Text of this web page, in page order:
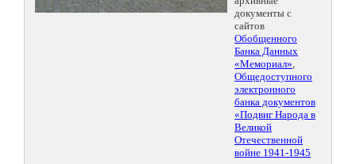
документы с
сайтов
Обобщенного
Банка Данных
«Мемориал»,
Общедоступного
электронного
банка документов
«Подвиг Народа в
Великой
Отечественной
войне 1941-1945